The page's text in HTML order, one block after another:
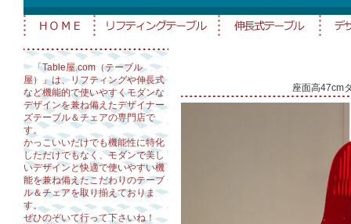
「Table屋.com（テーブル
屋）」は、リフティングや伸長式
など機能的で使いやすくモダンな
デザインを兼ね備えたデザイナー
ズテーブル＆チェアの専門店で
す。
かっこいいだけでも機能性に特化
しただけでもなく、モダンで美し
いデザインと快適で使いやすい機
能を兼ね備えたこだわりのテーブ
ル＆チェアを取り揃えておりま
す。
ぜひのぞいて行って下さいね！
座面高47cm